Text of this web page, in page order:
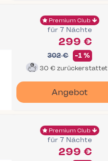
Premium Club
für 7 Nächte
299 €
302 € -1 %
30 € zurückerstattet
Angebot
Premium Club
für 7 Nächte
299 €